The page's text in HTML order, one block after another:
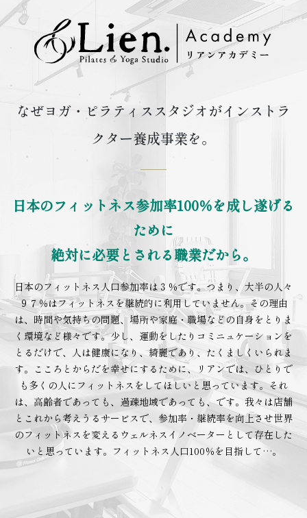
なぜヨガ・ピラティススタジオがインストラ
クター養成事業を。
日本のフィットネス参加率100％を成し遂げる
ために
絶対に必要とされる職業だから。
日本のフィットネス人口参加率は３％です。つまり、大半の人々
９７％はフィットネスを継続的に利用していません。その理由
は、時間や気持ちの問題、場所や家庭・職場などの自身をとりま
く環境など様々です。少し、運動をしたりコミニュケーションを
とるだけで、人は健康になり、綺麗であり、たくましくいられま
す。こころとからだを幸せにするために、リアンでは、ひとりで
も多くの人にフィットネスをしてほしいと思っています。それ
は、高齢者であっても、過疎地域であっても、です。我々は店舗
とこれから考えうるサービスで、参加率・継続率を向上させ世界
のフィットネスを変えるウェルネスイノベーターとして存在した
いと思っています。フィットネス人口100％を目指して…。